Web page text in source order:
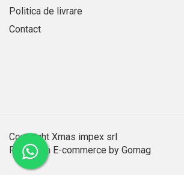
Furtunuri hidraulice
Organe asamblare
Saibe
Saibe plate
Politica de livrare
Contact
Copyright Xmas impex srl
Platforma E-commerce by Gomag